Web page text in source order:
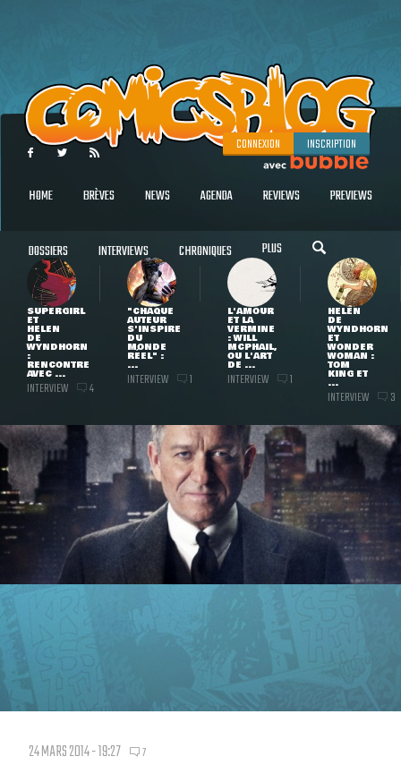
CONNEXION INSCRIPTION
HOME BRÈVES NEWS AGENDA REVIEWS PREVIEWS
DOSSIERS INTERVIEWS CHRONIQUES PLUS
SUPERGIRL
ET
HELEN
DE
WYNDHORN
:
RENCONTRE
AVEC ...
INTERVIEW 4
"CHAQUE
AUTEUR
S'INSPIRE
DU
MONDE
RÉEL" :
...
INTERVIEW 1
L'AMOUR
ET LA
VERMINE
: WILL
MCPHAIL,
OU L'ART
DE ...
INTERVIEW 1
HELEN
DE
WYNDHORN
ET
WONDER
WOMAN :
TOM
KING ET
...
INTERVIEW 3
24 MARS 2014 - 19:27 7